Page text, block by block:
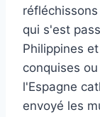
qui s'est
Philippines
conquises
l'Espagne
envoyé les